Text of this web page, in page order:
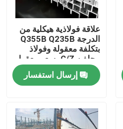
علاقة فولاذية هيكلية من
الدرجة Q355B Q235B
بتكلفة معقولة وفولاذ
مجلفن C/Z بسعر معقول
إرسال استفسار